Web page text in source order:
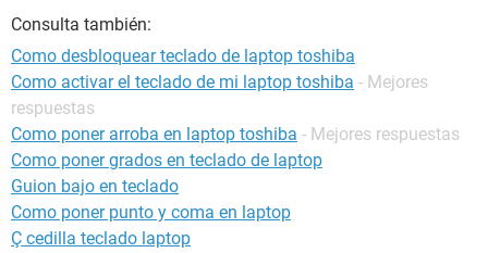
Consulta también:
Como desbloquear teclado de laptop toshiba
Como activar el teclado de mi laptop toshiba - Mejores
respuestas
Como poner arroba en laptop toshiba - Mejores respuestas
Como poner grados en teclado de laptop
Guion bajo en teclado
Como poner punto y coma en laptop
Ç cedilla teclado laptop